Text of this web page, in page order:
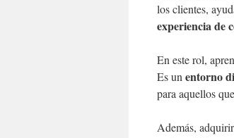
los clientes,
experiencia de
En este rol,
Es un entorno
para aquellos
Además,